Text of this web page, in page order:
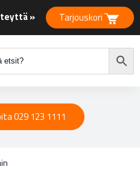
» Tarjouskori
029 123 1111